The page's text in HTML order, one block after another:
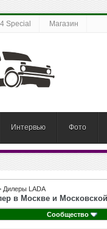
Special Магазин
Интервью Фото
Дилеры LADA
в Москве и
Сообщество